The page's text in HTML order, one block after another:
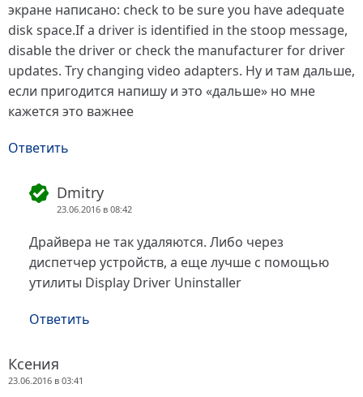
экране написано: check to be sure you have adequate
disk space.If a driver is identified in the stoop message,
disable the driver or check the manufacturer for driver
updates. Try changing video adapters. Ну и там дальше,
если пригодится напишу и это «дальше» но мне
кажется это важнее
Ответить
Dmitry
23.06.2016 в 08:42
Драйвера не так удаляются. Либо через
диспетчер устройств, а еще лучше с помощью
утилиты Display Driver Uninstaller
Ответить
Ксения
23.06.2016 в 03:41